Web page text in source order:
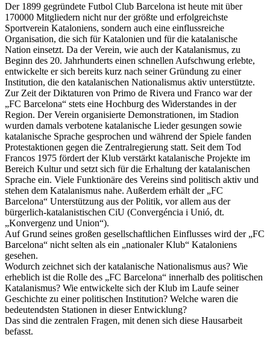
Der 1899 gegründete Futbol Club Barcelona ist heute mit über
170000 Mitgliedern nicht nur der größte und erfolgreichste
Sportverein Kataloniens, sondern auch eine einflussreiche
Organisation, die sich für Katalonien und für die katalanische
Nation einsetzt. Da der Verein, wie auch der Katalanismus, zu
Beginn des 20. Jahrhunderts einen schnellen Aufschwung erlebte,
entwickelte er sich bereits kurz nach seiner Gründung zu einer
Institution, die den katalanischen Nationalismus aktiv unterstützte.
Zur Zeit der Diktaturen von Primo de Rivera und Franco war der
„FC Barcelona“ stets eine Hochburg des Widerstandes in der
Region. Der Verein organisierte Demonstrationen, im Stadion
wurden damals verbotene katalanische Lieder gesungen sowie
katalanische Sprache gesprochen und während der Spiele fanden
Protestaktionen gegen die Zentralregierung statt. Seit dem Tod
Francos 1975 fördert der Klub verstärkt katalanische Projekte im
Bereich Kultur und setzt sich für die Erhaltung der katalanischen
Sprache ein. Viele Funktionäre des Vereins sind politisch aktiv und
stehen dem Katalanismus nahe. Außerdem erhält der „FC
Barcelona“ Unterstützung aus der Politik, vor allem aus der
bürgerlich-katalanistischen CiU (Convergéncia i Unió, dt.
„Konvergenz und Union“).
Auf Grund seines großen gesellschaftlichen Einflusses wird der „FC
Barcelona“ nicht selten als ein „nationaler Klub“ Kataloniens
gesehen.
Wodurch zeichnet sich der katalanische Nationalismus aus? Wie
erheblich ist die Rolle des „FC Barcelona“ innerhalb des politischen
Katalanismus? Wie entwickelte sich der Klub im Laufe seiner
Geschichte zu einer politischen Institution? Welche waren die
bedeutendsten Stationen in dieser Entwicklung?
Das sind die zentralen Fragen, mit denen sich diese Hausarbeit
befasst.